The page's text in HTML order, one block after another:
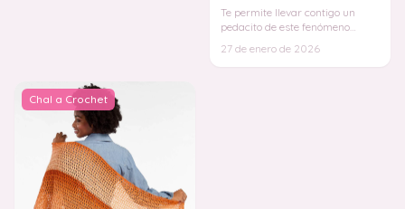
Te permite llevar contigo un
pedacito de este fenómeno
cambiantes y
27 de enero de 2026
Chal a Crochet